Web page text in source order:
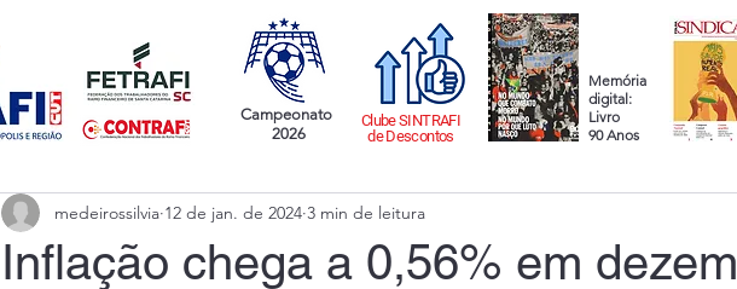
Campeonato
2026
Clube SINTRAFI
de Descontos
Memória
digital:
Livro
90 Anos
Inflação chega a 0,56% em
medeirossilvia 12 de jan. de 2024 3 min de leitura